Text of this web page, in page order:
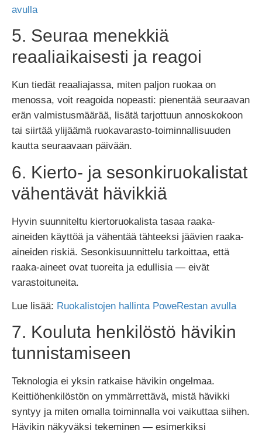
avulla
5. Seuraa menekkiä
reaaliaikaisesti ja reagoi
Kun tiedät reaaliajassa, miten paljon ruokaa on
menossa, voit reagoida nopeasti: pienentää seuraavan
erän valmistusmäärää, lisätä tarjottuun annoskokoon
tai siirtää ylijäämä ruokavarasto-toiminnallisuuden
kautta seuraavaan päivään.
6. Kierto- ja sesonkiruokalistat
vähentävät hävikkiä
Hyvin suunniteltu kiertoruokalista tasaa raaka-
aineiden käyttöä ja vähentää tähteeksi jäävien raaka-
aineiden riskiä. Sesonkisuunnittelu tarkoittaa, että
raaka-aineet ovat tuoreita ja edullisia — eivät
varastoituneita.
Lue lisää: Ruokalistojen hallinta PoweRestan avulla
7. Kouluta henkilöstö hävikin
tunnistamiseen
Teknologia ei yksin ratkaise hävikin ongelmaa.
Keittiöhenkilöstön on ymmärrettävä, mistä hävikki
syntyy ja miten omalla toiminnalla voi vaikuttaa siihen.
Hävikin näkyväksi tekeminen — esimerkiksi